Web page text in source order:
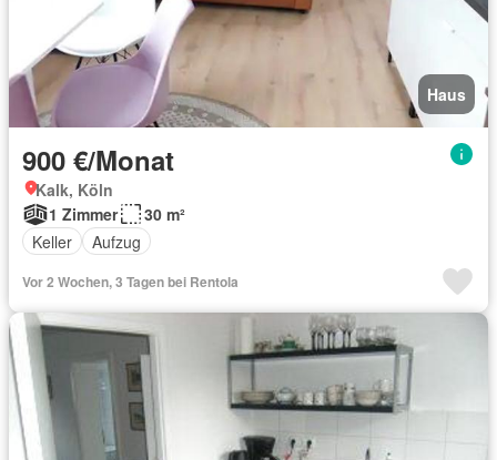
Haus
900 €/Monat
Kalk, Köln
1 Zimmer
30 m²
Keller
Aufzug
Vor 2 Wochen, 3 Tagen bei Rentola